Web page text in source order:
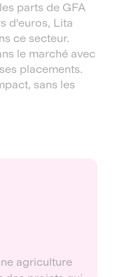
parts de GFA
d'euros, Lita
ce secteur.
le marché avec
placements.
sans les
agriculture